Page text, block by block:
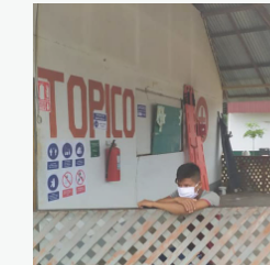
empresa-y-
Sur-1_0